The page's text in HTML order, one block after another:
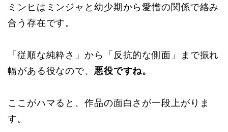
ミンヒはミンジャと幼少期から愛憎の関係で絡み
合う存在です。
「従順な純粋さ」から「反抗的な側面」まで振れ
幅がある役なので、 悪役ですね。
ここがハマると、作品の面白さが一段上がりま
す。